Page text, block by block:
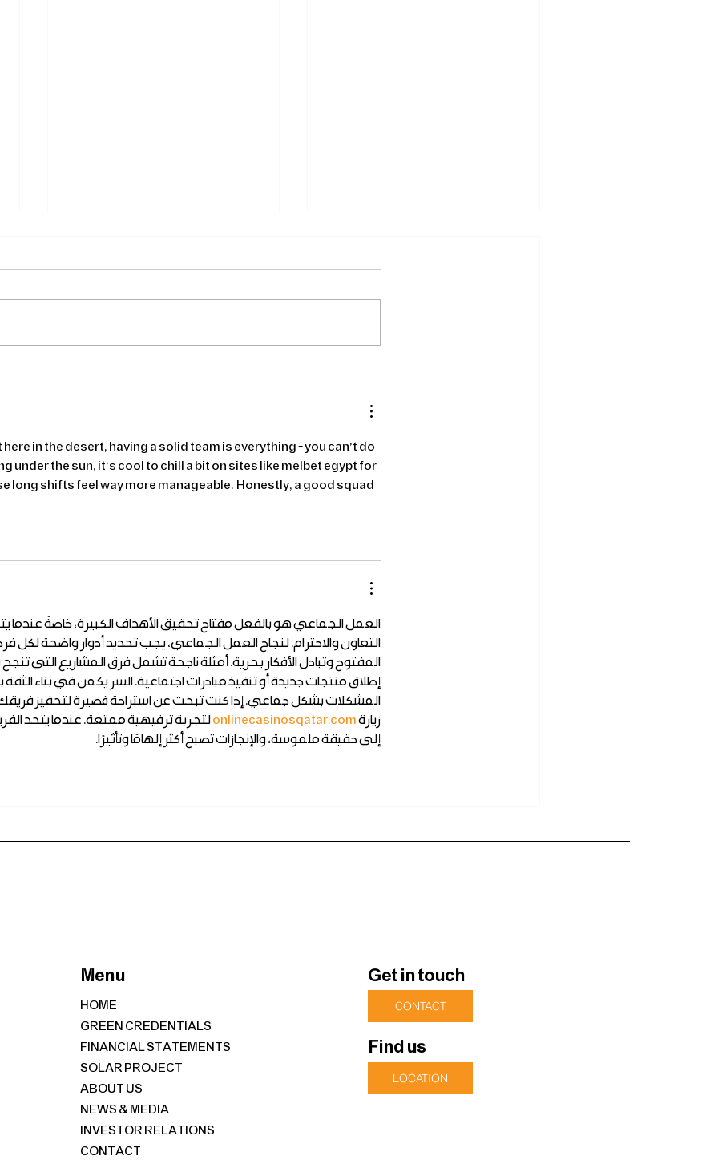
Dhafrah PV2 project in Abu
Dhabi, UAE
in the desert, having a solid team is everything - you can’t do
under the sun, it’s cool to chill a bit on sites like melbet egypt for
long shifts feel way more manageable.  Honestly, a good squad
العمل الجماعي هو بالفعل مفتاح تحقيق الأهداف الكبيرة، خاصةً عندما
التعاون والاحترام. لنجاح العمل الجماعي، يجب تحديد أدوار واضحة لكل
المفتوح وتبادل الأفكار بحرية. أمثلة ناجحة تشمل فرق المشاريع التي
إطلاق منتجات جديدة أو تنفيذ مبادرات اجتماعية. السر يكمن في بناء الثقة
المشكلات بشكل جماعي. إذا كنت تبحث عن استراحة قصيرة لتحفيز
زيارة onlinecasinosqatar.com لتجربة ترفيهية ممتعة. عندما يتحد
إلى حقيقة ملموسة، والإنجازات تصبح أكثر إلهامًا وتأثيرًا.
Menu
HOME
GREEN CREDENTIALS
FINANCIAL STATEMENTS
SOLAR PROJECT
ABOUT US
NEWS & MEDIA
INVESTOR RELATIONS
CONTACT
Get in touch
CONTACT
Find us
LOCATION